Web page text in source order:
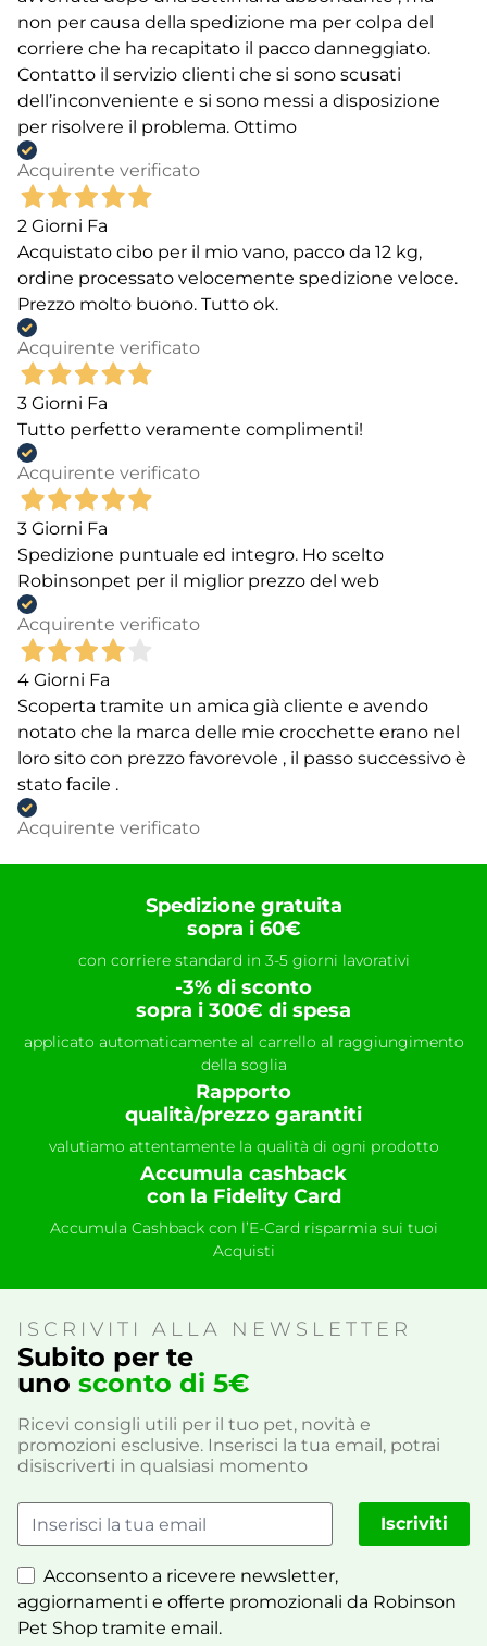
non per causa della spedizione ma per colpa del
corriere che ha recapitato il pacco danneggiato.
Contatto il servizio clienti che si sono scusati
dell’inconveniente e si sono messi a disposizione
per risolvere il problema. Ottimo
Acquirente verificato
2 Giorni Fa
Acquistato cibo per il mio vano, pacco da 12 kg,
ordine processato velocemente spedizione veloce.
Prezzo molto buono. Tutto ok.
Acquirente verificato
3 Giorni Fa
Tutto perfetto veramente complimenti!
Acquirente verificato
3 Giorni Fa
Spedizione puntuale ed integro. Ho scelto
Robinsonpet per il miglior prezzo del web
Acquirente verificato
4 Giorni Fa
Scoperta tramite un amica già cliente e avendo
notato che la marca delle mie crocchette erano nel
loro sito con prezzo favorevole , il passo successivo è
stato facile .
Acquirente verificato
Spedizione gratuita
sopra i 60€
con corriere standard in 3-5 giorni lavorativi
-3% di sconto
sopra i 300€ di spesa
applicato automaticamente al carrello al raggiungimento
della soglia
Rapporto
qualità/prezzo garantiti
valutiamo attentamente la qualità di ogni prodotto
Accumula cashback
con la Fidelity Card
Accumula Cashback con l’E-Card risparmia sui tuoi
Acquisti
ISCRIVITI ALLA NEWSLETTER
Subito per te
uno sconto di 5€
Ricevi consigli utili per il tuo pet, novità e
promozioni esclusive. Inserisci la tua email, potrai
disiscriverti in qualsiasi momento
Acconsento a ricevere newsletter,
aggiornamenti e offerte promozionali da Robinson
Pet Shop tramite email.
Iscriviti